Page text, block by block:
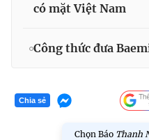
có mặt Việt Nam
Công thức đưa
Chia sẻ
Chọn Báo Thanh